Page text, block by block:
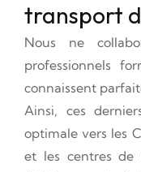
transport
Nous ne
professionnels
connaissent
Ainsi, ces
optimale vers les
et les centres